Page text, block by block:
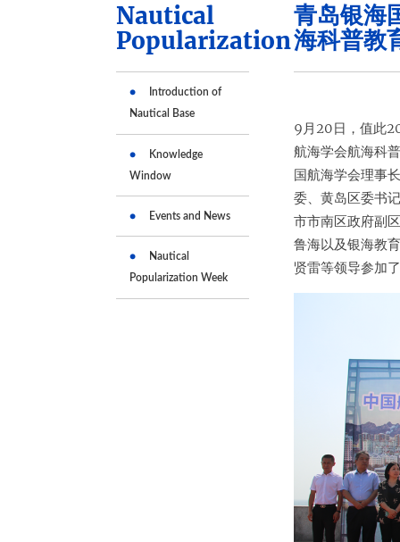
Nautical
Popularization
Introduction of
Nautical Base
Knowledge
Window
Events and News
Nautical
Popularization Week
青岛银海
海科普教
9月20日，值此
航海学会航海科
国航海学会理事
委、黄岛区委书
市市南区政府副
鲁海以及银海教
贤雷等领导参加